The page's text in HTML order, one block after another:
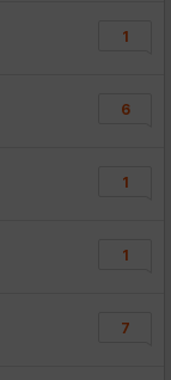
1
6
1
1
7